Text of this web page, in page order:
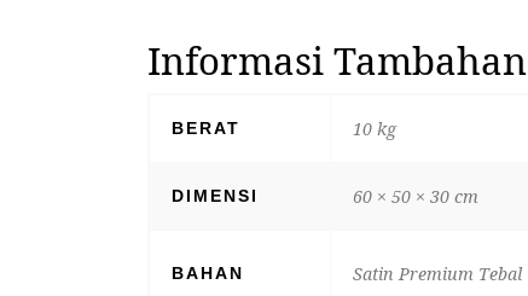
Informasi Tambahan
BERAT 10 kg
DIMENSI 60 × 50 × 30 cm
BAHAN Satin Premium Tebal